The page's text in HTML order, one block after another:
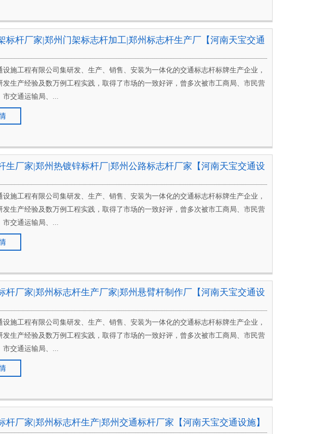
标杆厂家|郑州门架标志杆加工|郑州标志杆生产厂【河南天宝交通
设施工程有限公司集研发、生产、销售、安装为一体化的交通标志杆标牌生产企业，
发生产经验及数万例工程实践，取得了市场的一致好评，曾多次被市工商局、市民营
市交通运输局、...
生厂家|郑州热镀锌标杆厂|郑州公路标志杆厂家【河南天宝交通设
设施工程有限公司集研发、生产、销售、安装为一体化的交通标志杆标牌生产企业，
发生产经验及数万例工程实践，取得了市场的一致好评，曾多次被市工商局、市民营
市交通运输局、...
杆厂家|郑州标志杆生产厂家|郑州悬臂杆制作厂【河南天宝交通设
设施工程有限公司集研发、生产、销售、安装为一体化的交通标志杆标牌生产企业，
发生产经验及数万例工程实践，取得了市场的一致好评，曾多次被市工商局、市民营
市交通运输局、...
杆厂家|郑州标志杆生产|郑州交通标杆厂家【河南天宝交通设施】